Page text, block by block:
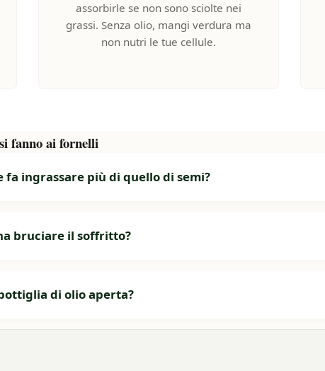
assorbirle se non sono sciolte nei
grassi. Senza olio, mangi verdura ma
non nutri le tue cellule.
fanno ai fornelli
ingrassare più di quello di semi?
bruciare il soffritto?
di olio aperta?